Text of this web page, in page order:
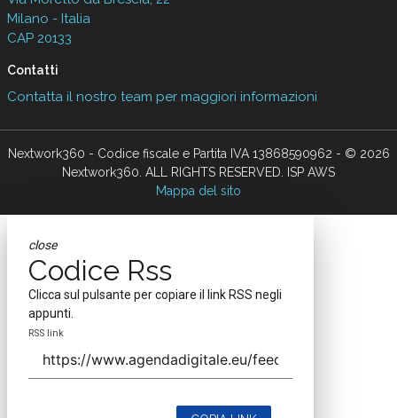
Milano - Italia
CAP 20133
Contatti
Contatta il nostro team per maggiori informazioni
Nextwork360 - Codice fiscale e Partita IVA 13868590962 - © 2026
Nextwork360. ALL RIGHTS RESERVED. ISP AWS
Mappa del sito
close
Codice Rss
Clicca sul pulsante per copiare il link RSS negli
appunti.
RSS link